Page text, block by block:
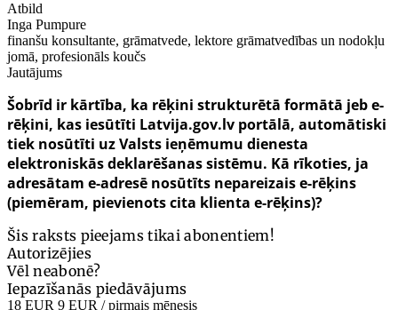
Atbild
Inga Pumpure
finanšu konsultante, grāmatvede, lektore grāmatvedības un nodokļu
jomā, profesionāls koučs
Jautājums
Šobrīd ir kārtība, ka rēķini strukturētā formātā jeb e-
rēķini, kas iesūtīti Latvija.gov.lv portālā, automātiski
tiek nosūtīti uz Valsts ieņēmumu dienesta
elektroniskās deklarēšanas sistēmu. Kā rīkoties, ja
adresātam e-adresē nosūtīts nepareizais e-rēķins
(piemēram, pievienots cita klienta e-rēķins)?
Šis raksts pieejams tikai abonentiem!
Autorizējies
Vēl neabonē?
Iepazīšanās piedāvājums
18 EUR 9 EUR / pirmais mēnesis